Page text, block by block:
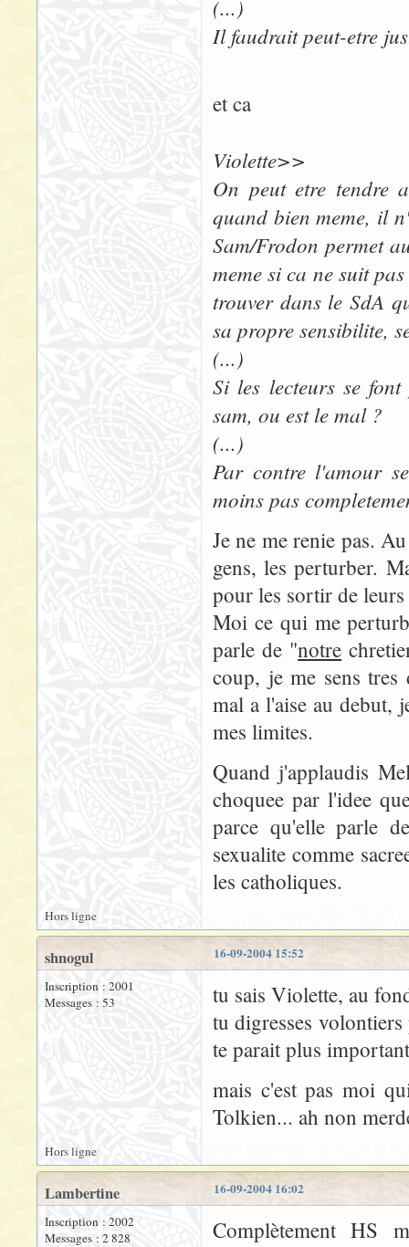
(...)
Il faudrait peut-etre
et ca
Violette>>
On peut etre tendre
quand bien meme, il
Sam/Frodon permet
meme si ca ne suit
trouver dans le SdA
sa propre sensibilite,
(...)
Si les lecteurs se
sam, ou est le mal ?
(...)
Par contre l'amour
moins pas
Je ne me renie pas.
gens, les perturber.
pour les sortir de leurs
Moi ce qui me
parle de "notre
coup, je me sens
mal a l'aise au debut,
mes limites.
Quand j'applaudis
choquee par l'idee
parce qu'elle parle
sexualite comme
les catholiques.
Hors ligne
16-09-2004 15:52
shnogul
Inscription : 2001
Messages : 53
tu sais Violette, au
tu digresses
te parait plus
mais c'est pas moi
Tolkien... ah non
Hors ligne
16-09-2004 16:02
Lambertine
Inscription : 2002
Messages : 2 828
Complètement HS